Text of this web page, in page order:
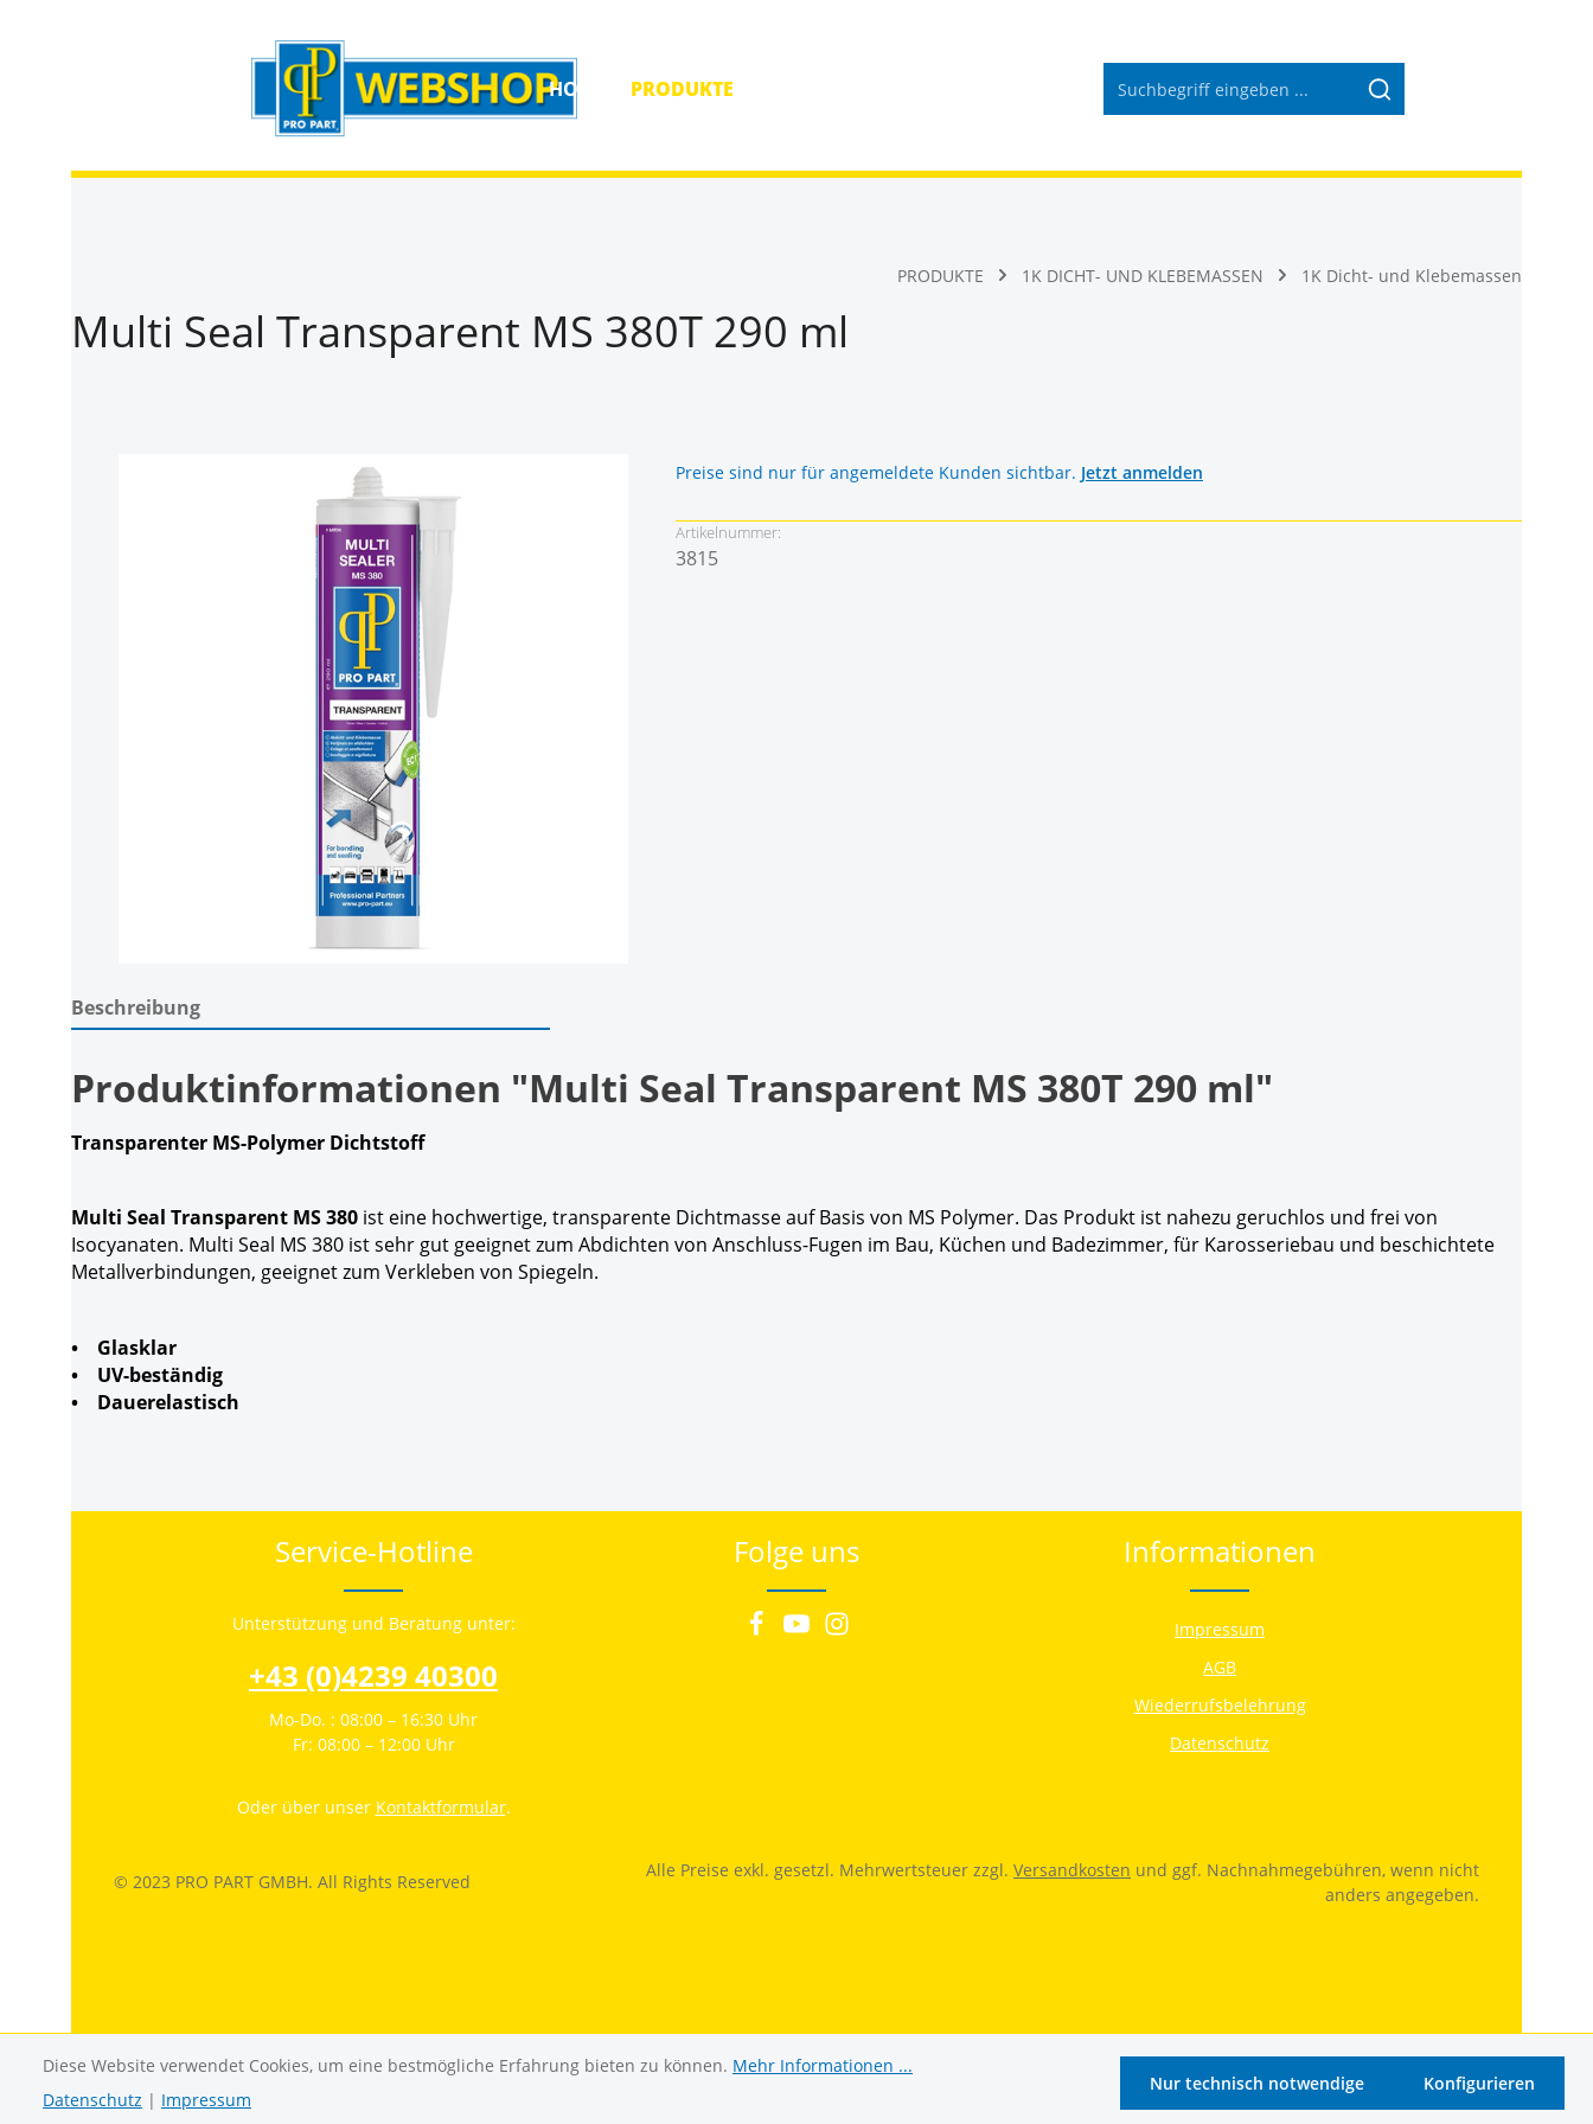
HOME PRODUKTE
PRODUKTE 1K DICHT- UND KLEBEMASSEN 1K Dicht- und Klebemassen
Multi Seal Transparent MS 380T 290 ml
Preise sind nur für angemeldete Kunden sichtbar. Jetzt anmelden
Artikelnummer:
3815
Beschreibung
Produktinformationen "Multi Seal Transparent MS 380T 290 ml"
Transparenter MS-Polymer Dichtstoff
Multi Seal Transparent MS 380 ist eine hochwertige, transparente Dichtmasse auf Basis von MS Polymer. Das Produkt ist nahezu geruchlos und frei von
Isocyanaten. Multi Seal MS 380 ist sehr gut geeignet zum Abdichten von Anschluss-Fugen im Bau, Küchen und Badezimmer, für Karosseriebau und beschichtete
Metallverbindungen, geeignet zum Verkleben von Spiegeln.
• Glasklar
• UV-beständig
• Dauerelastisch
Service-Hotline
Unterstützung und Beratung unter:
+43 (0)4239 40300
Mo-Do. : 08:00 – 16:30 Uhr
Fr: 08:00 – 12:00 Uhr
Oder über unser Kontaktformular.
Folge uns Informationen
Impressum
AGB
Wiederrufsbelehrung
Datenschutz
© 2023 PRO PART GMBH. All Rights Reserved
Alle Preise exkl. gesetzl. Mehrwertsteuer zzgl. Versandkosten und ggf. Nachnahmegebühren, wenn nicht
anders angegeben.
Diese Website verwendet Cookies, um eine bestmögliche Erfahrung bieten zu können. Mehr Informationen ...
Datenschutz | Impressum
Nur technisch notwendige Konfigurieren